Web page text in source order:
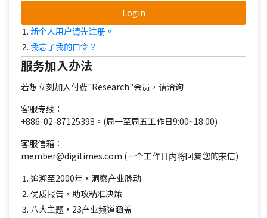
Login
新个人用户请先注册。
我忘了我的口令？
服务加入办法
若想立刻加入付费"Research"会员，请洽询
客服专线：
+886-02-87125398。(周一至周五工作日9:00~18:00)
客服信箱：
member@digitimes.com (一个工作日内将回复您的来信)
追溯至2000年，洞察产业脉动
优质报告，助攻精准决策
八大主题，23产业频道涵盖